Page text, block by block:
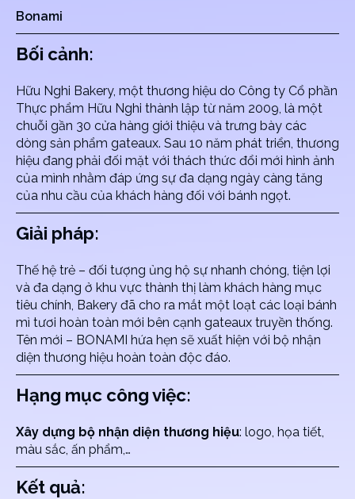
Bonami
Bối cảnh:
Hữu Nghi Bakery, một thương hiệu do Công ty Cổ phần
Thực phẩm Hữu Nghi thành lập từ năm 2009, là một
chuỗi gần 30 cửa hàng giới thiệu và trưng bày các
dòng sản phẩm gateaux. Sau 10 năm phát triển, thương
hiệu đang phải đối mặt với thách thức đổi mới hình ảnh
của mình nhằm đáp ứng sự đa dạng ngày càng tăng
của nhu cầu của khách hàng đối với bánh ngọt.
Giải pháp:
Thế hệ trẻ – đối tượng ủng hộ sự nhanh chóng, tiện lợi
và đa dạng ở khu vực thành thị làm khách hàng mục
tiêu chính, Bakery đã cho ra mắt một loạt các loại bánh
mì tươi hoàn toàn mới bên cạnh gateaux truyền thống.
Tên mới – BONAMI hứa hẹn sẽ xuất hiện với bộ nhận
diện thương hiệu hoàn toàn độc đáo.
Hạng mục công việc:
Xây dựng bộ nhận diện thương hiệu: logo, họa tiết,
màu sắc, ấn phẩm,…
Kết quả: